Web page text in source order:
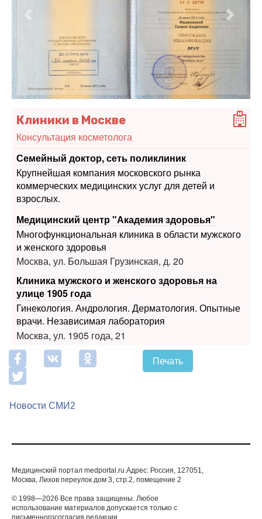
Предыдущий
Клиники в Москве
Консультация косметолога
Семейный доктор, сеть поликлиник
Крупнейшая компания московского рынка
коммерческих медицинских услуг для детей и
взрослых.
Медицинский центр "Академия здоровья"
Многофункциональная клиника в области мужского
и женского здоровья
Москва, ул. Большая Грузинская, д. 20
Клиника мужского и женского здоровья на
улице 1905 года
Гинекология. Андрология. Дерматология. Опытные
врачи. Независимая лаборатория
Москва, ул. 1905 года, 21
Печать
Новости СМИ2
Медицинский портал medportal.ru.Адрес: Россия, 127051,
Москва, Лихов переулок дом 3, стр.2, помещение 2
© 1998—2026 Все права защищены. Любое
использование материалов допускается только с
письменногосогласия редакции.